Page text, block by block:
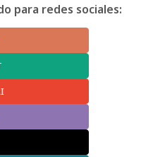
para redes sociales: